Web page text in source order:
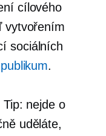
cílového
vytvořením
sociálních
.
nejde o
uděláte,